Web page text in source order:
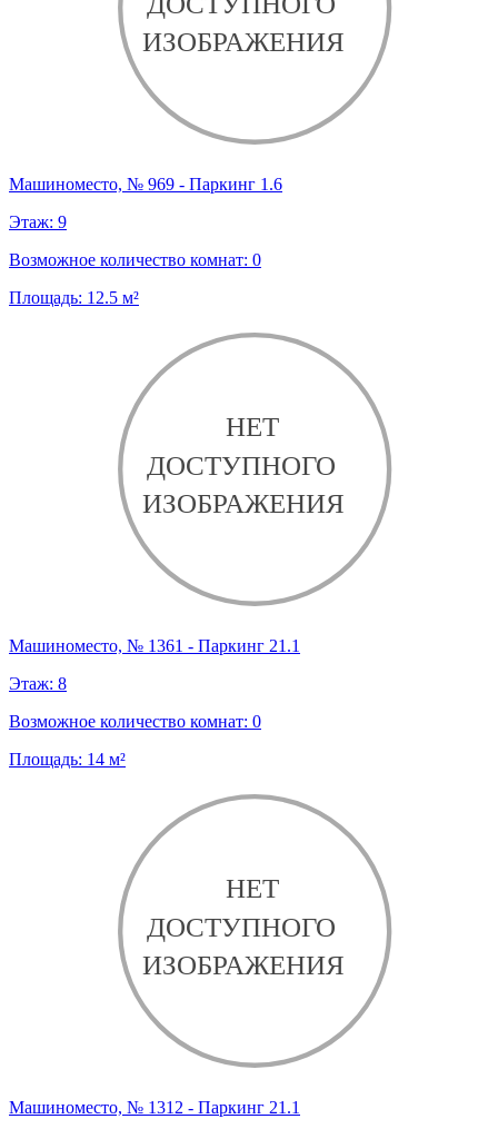
Машиноместо, № 969 - Паркинг 1.6
Этаж: 9
Возможное количество комнат: 0
Площадь: 12.5 м²
Машиноместо, № 1361 - Паркинг 21.1
Этаж: 8
Возможное количество комнат: 0
Площадь: 14 м²
Машиноместо, № 1312 - Паркинг 21.1